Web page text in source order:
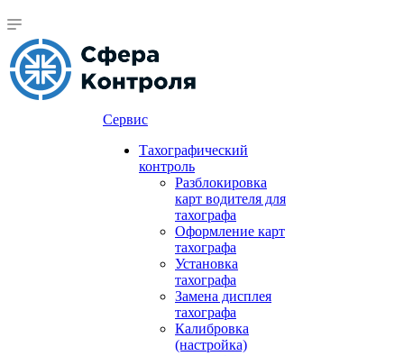
Сервис
Тахографический
контроль
Разблокировка
карт водителя для
тахографа
Оформление карт
тахографа
Установка
тахографа
Замена дисплея
тахографа
Калибровка
(настройка)